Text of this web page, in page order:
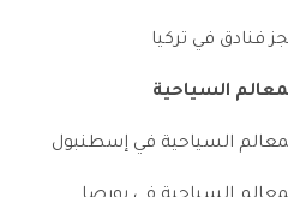
فنادق في تركيا
السياحية
السياحية في إسطنبول